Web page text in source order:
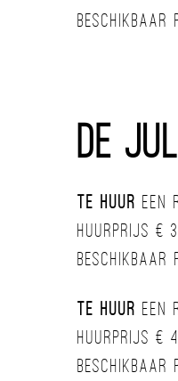
De
Te huur een
Huurprijs €
Beschikbaar
Te huur een
Huurprijs €
Beschikbaar